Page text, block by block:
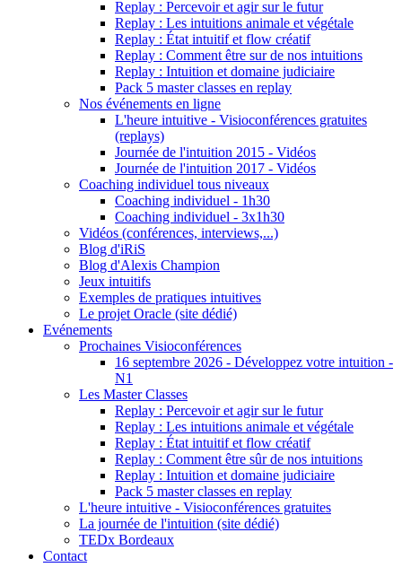
Replay : Percevoir et agir sur le futur
Replay : Les intuitions animale et végétale
Replay : État intuitif et flow créatif
Replay : Comment être sur de nos intuitions
Replay : Intuition et domaine judiciaire
Pack 5 master classes en replay
Nos événements en ligne
L'heure intuitive - Visioconférences gratuites
(replays)
Journée de l'intuition 2015 - Vidéos
Journée de l'intuition 2017 - Vidéos
Coaching individuel tous niveaux
Coaching individuel - 1h30
Coaching individuel - 3x1h30
Vidéos (conférences, interviews,...)
Blog d'iRiS
Blog d'Alexis Champion
Jeux intuitifs
Exemples de pratiques intuitives
Le projet Oracle (site dédié)
Evénements
Prochaines Visioconférences
16 septembre 2026 - Développez votre intuition -
N1
Les Master Classes
Replay : Percevoir et agir sur le futur
Replay : Les intuitions animale et végétale
Replay : État intuitif et flow créatif
Replay : Comment être sûr de nos intuitions
Replay : Intuition et domaine judiciaire
Pack 5 master classes en replay
L'heure intuitive - Visioconférences gratuites
La journée de l'intuition (site dédié)
TEDx Bordeaux
Contact